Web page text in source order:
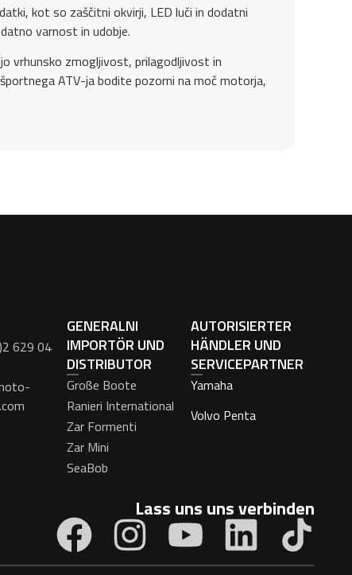
kot so zaščitni okvirji, LED luči in dodatni
varnost in udobje.
vrhunsko zmogljivost, prilagodljivost in
ATV-ja bodite pozorni na moč motorja,
629 04
GENERALNI
IMPORTÖR UND
DISTRIBUTOR
Große Boote
Ranieri International
Zar Formenti
Zar Mini
SeaBob
AUTORISIERTER
HÄNDLER UND
SERVICEPARTNER
Yamaha
Volvo Penta
Lass uns uns verbinden